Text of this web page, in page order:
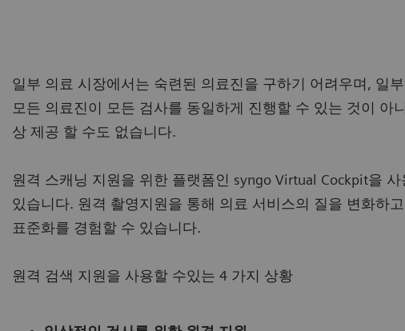
일부 의료 시장에서는 숙련된 의료진을 구하기 어려우며, 일
모든 의료진이 모든 검사를 동일하게 진행할 수 있는 것이 아
상 제공 할 수도 없습니다.
원격 스캐닝 지원을 위한 플랫폼인 syngo Virtual Cockpit을
있습니다. 원격 촬영지원을 통해 의료 서비스의 질을 변화하
표준화를 경험할 수 있습니다.
원격 검색 지원을 사용할 수있는 4 가지 상황